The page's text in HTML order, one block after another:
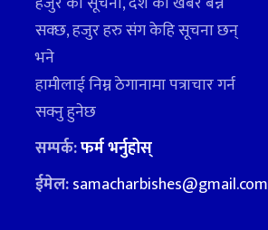
सक्छ, हजुर हरु संग केहि सूचना छन्
भने
हामीलाई निम्न ठेगानामा पत्राचार गर्न
सक्नु हुनेछ
सम्पर्क:फर्म भर्नुहोस्
ईमेल:samacharbishes@gmail.com